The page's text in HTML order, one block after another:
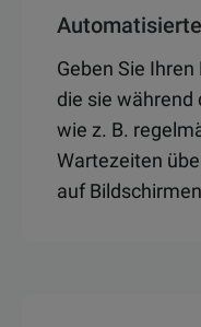
Geben Sie
die sie während
wie z. B.
Wartezeiten
auf